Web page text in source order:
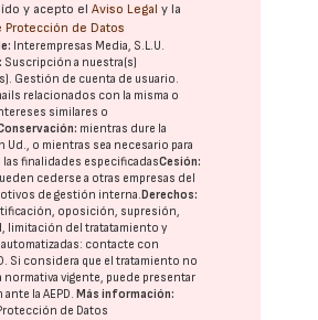
y acepto elAviso Legal y la
Protección de Datos
Interempresas Media, S.L.U.
Suscripción a nuestra(s)
Gestión de cuenta de usuario.
relacionados con la misma o
similares o
mientras dure la
Ud., o mientras sea necesario para
las finalidades especificadasCesión:
cederse a otras empresas del
de gestión interna. Derechos:
oposición, supresión,
limitación del tratatamiento y
contacte con
. Si considera que el tratamiento no
normativa vigente, puede presentar
ante laAEPD. Más información:
de Datos